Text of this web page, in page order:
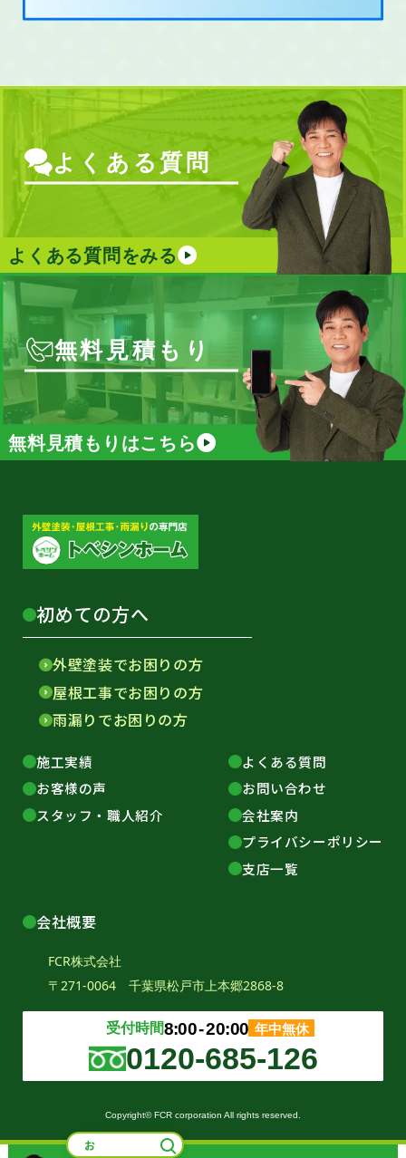
よくある質問
よくある質問をみる
無料見積もり
無料見積もりはこちら
初めての方へ
外壁塗装でお困りの方
屋根工事でお困りの方
雨漏りでお困りの方
施工実績
お客様の声
スタッフ・職人紹介
よくある質問
お問い合わせ
会社案内
プライバシーポリシー
支店一覧
会社概要
FCR株式会社
〒271-0064 千葉県松戸市上本郷2868-8
受付時間8:00‐20:00 年中無休
0120-685-126
Copyright© FCR corporation All rights reserved.
お悩みから探す